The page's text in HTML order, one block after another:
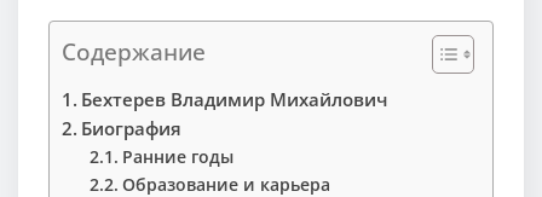
Содержание
Бехтерев Владимир Михайлович
Биография
Ранние годы
Образование и карьера